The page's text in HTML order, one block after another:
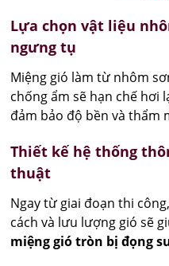
Lựa chọn vật liệu
ngưng tụ
Miệng gió làm từ nhôm
chống ẩm sẽ hạn chế hơi
đảm bảo độ bền và thẩm
Thiết kế hệ thống
thuật
Ngay từ giai đoạn thi
cách và lưu lượng gió sẽ
miệng gió tròn bị đọng